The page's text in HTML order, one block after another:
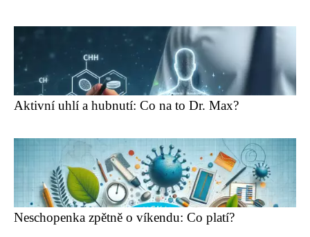
Aktivní uhlí a hubnutí: Co na to Dr. Max?
Neschopenka zpětně o víkendu: Co platí?